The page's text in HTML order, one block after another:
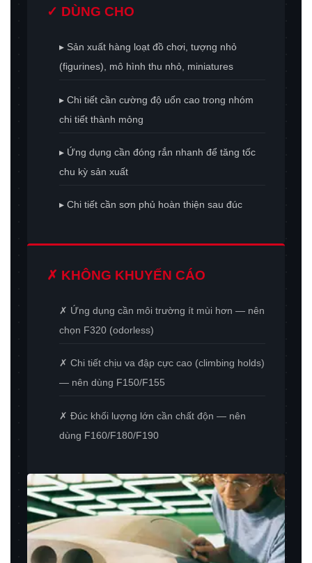
✓ DÙNG CHO
▸ Sản xuất hàng loạt đồ chơi, tượng nhỏ
(figurines), mô hình thu nhỏ, miniatures
▸ Chi tiết cần cường độ uốn cao trong nhóm
chi tiết thành mỏng
▸ Ứng dụng cần đóng rắn nhanh để tăng tốc
chu kỳ sản xuất
▸ Chi tiết cần sơn phủ hoàn thiện sau đúc
✗ KHÔNG KHUYẾN CÁO
✗ Ứng dụng cần môi trường ít mùi hơn — nên
chọn F320 (odorless)
✗ Chi tiết chịu va đập cực cao (climbing holds)
— nên dùng F150/F155
✗ Đúc khối lượng lớn cần chất độn — nên
dùng F160/F180/F190